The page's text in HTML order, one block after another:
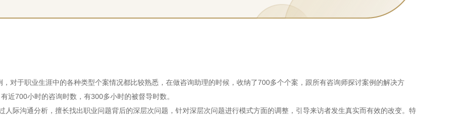
对于职业生涯中的各种类型个案情况都比较熟悉，在做咨询助理的时候，收纳了700多个个案，跟所有咨询师探讨案例的解决方
近700小时的咨询时数，有300多小时的被督导时数。
际沟通分析，擅长找出职业问题背后的深层次问题，针对深层次问题进行模式方面的调整，引导来访者发生真实而有效的改变。特